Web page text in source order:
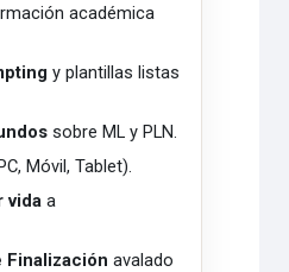
académica
y plantillas listas
sobre ML y PLN.
Móvil, Tablet).
vida a
Finalización avalado